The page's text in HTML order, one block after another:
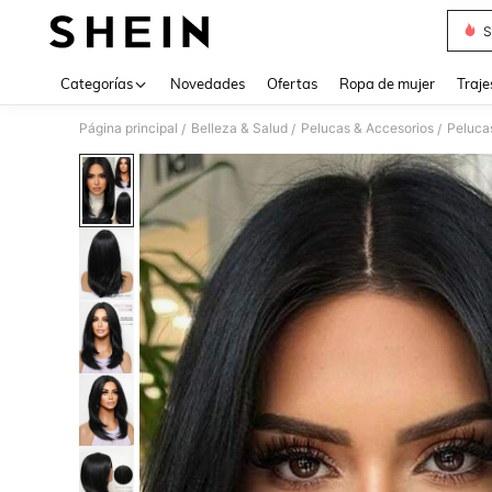
Categorías Novedades Ofertas Ropa de mujer
Página principal / Belleza & Salud / Pelucas & Accesorios /